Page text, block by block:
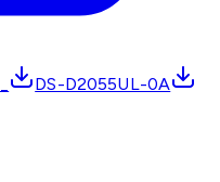
DS-D2055UL-0A